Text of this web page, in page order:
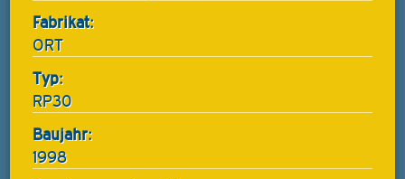
Fabrikat:
ORT
Typ:
RP30
Baujahr:
1998